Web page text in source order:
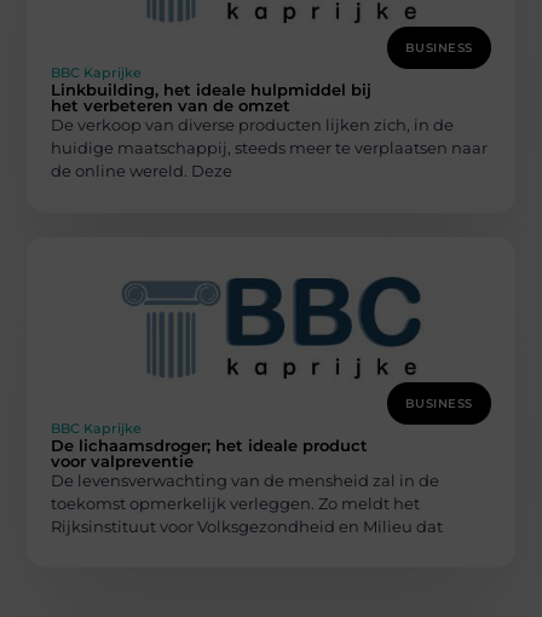
BUSINESS
BBC Kaprijke
Linkbuilding, het ideale hulpmiddel bij
het verbeteren van de omzet
De verkoop van diverse producten lijken zich, in de
huidige maatschappij, steeds meer te verplaatsen naar
de online wereld. Deze
BUSINESS
BBC Kaprijke
De lichaamsdroger; het ideale product
voor valpreventie
De levensverwachting van de mensheid zal in de
toekomst opmerkelijk verleggen. Zo meldt het
Rijksinstituut voor Volksgezondheid en Milieu dat